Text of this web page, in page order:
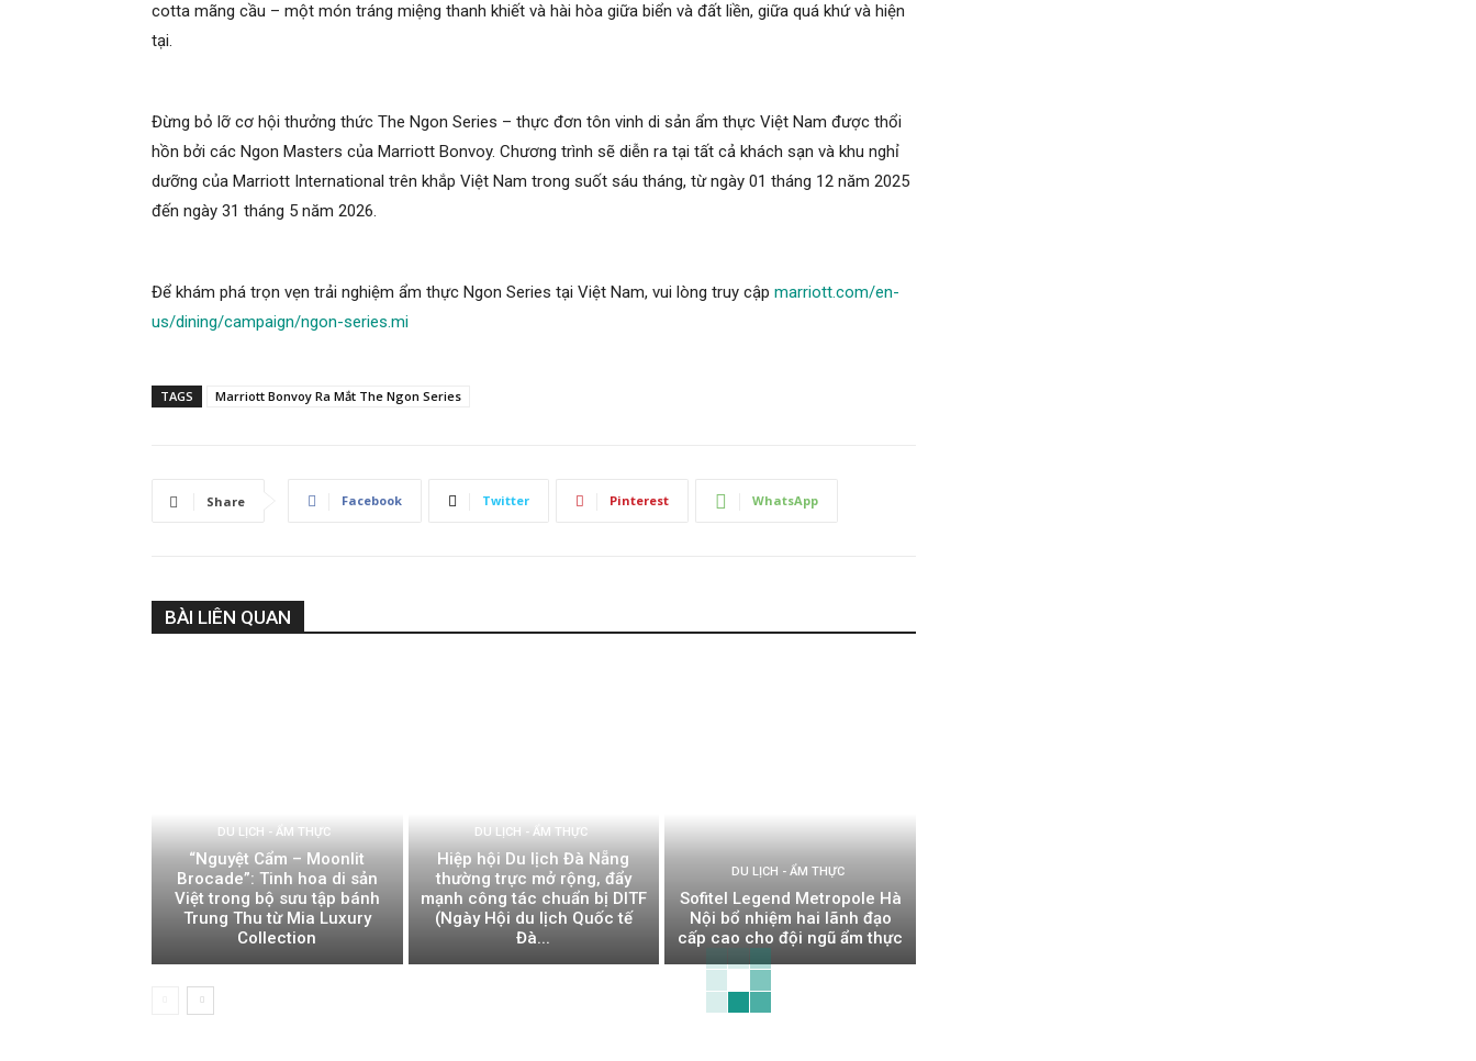
cotta mãng cầu – một món tráng miệng thanh khiết và hài hòa giữa biển và đất liền, giữa quá khứ và hiện
tại.
Đừng bỏ lỡ cơ hội thưởng thức The Ngon Series – thực đơn tôn vinh di sản ẩm thực Việt Nam được thổi
hồn bởi các Ngon Masters của Marriott Bonvoy. Chương trình sẽ diễn ra tại tất cả khách sạn và khu nghỉ
dưỡng của Marriott International trên khắp Việt Nam trong suốt sáu tháng, từ ngày 01 tháng 12 năm 2025
đến ngày 31 tháng 5 năm 2026.
Để khám phá trọn vẹn trải nghiệm ẩm thực Ngon Series tại Việt Nam, vui lòng truy cập marriott.com/en-
us/dining/campaign/ngon-series.mi
TAGS Marriott Bonvoy Ra Mắt The Ngon Series
Share Facebook Twitter Pinterest WhatsApp
BÀI LIÊN QUAN
DU LỊCH - ẨM THỰC
“Nguyệt Cẩm – Moonlit
Brocade”: Tinh hoa di sản
Việt trong bộ sưu tập bánh
Trung Thu từ Mia Luxury
Collection
DU LỊCH - ẨM THỰC
Hiệp hội Du lịch Đà Nẵng
thường trực mở rộng, đẩy
mạnh công tác chuẩn bị DITF
(Ngày Hội du lịch Quốc tế
Đà...
DU LỊCH - ẨM THỰC
Sofitel Legend Metropole Hà
Nội bổ nhiệm hai lãnh đạo
cấp cao cho đội ngũ ẩm thực